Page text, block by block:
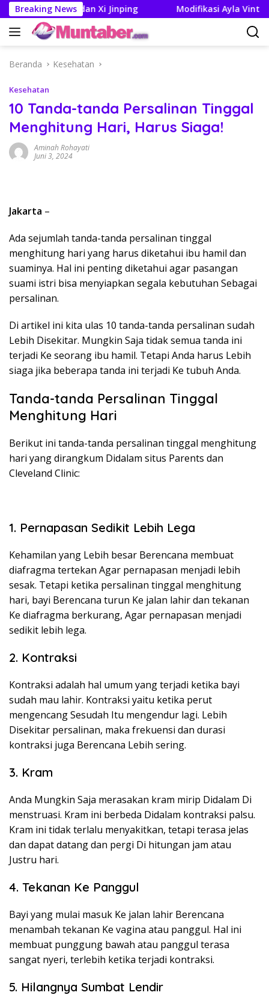
Langsung
ke
konten
Breaking News
Trump dan Xi Jinping Modifikasi Ayla Vintage dan
Beranda Kesehatan
Kesehatan
10 Tanda-tanda Persalinan Tinggal
Menghitung Hari, Harus Siaga!
Aminah Rohayati
Juni 3, 2024
Jakarta –
Ada sejumlah tanda-tanda persalinan tinggal
menghitung hari yang harus diketahui ibu hamil dan
suaminya. Hal ini penting diketahui agar pasangan
suami istri bisa menyiapkan segala kebutuhan Sebagai
persalinan.
Di artikel ini kita ulas 10 tanda-tanda persalinan sudah
Lebih Disekitar. Mungkin Saja tidak semua tanda ini
terjadi Ke seorang ibu hamil. Tetapi Anda harus Lebih
siaga jika beberapa tanda ini terjadi Ke tubuh Anda.
Tanda-tanda Persalinan Tinggal
Menghitung Hari
Berikut ini tanda-tanda persalinan tinggal menghitung
hari yang dirangkum Didalam situs Parents dan
Cleveland Clinic:
1. Pernapasan Sedikit Lebih Lega
Kehamilan yang Lebih besar Berencana membuat
diafragma tertekan Agar pernapasan menjadi lebih
sesak. Tetapi ketika persalinan tinggal menghitung
hari, bayi Berencana turun Ke jalan lahir dan tekanan
Ke diafragma berkurang, Agar pernapasan menjadi
sedikit lebih lega.
2. Kontraksi
Kontraksi adalah hal umum yang terjadi ketika bayi
sudah mau lahir. Kontraksi yaitu ketika perut
mengencang Sesudah Itu mengendur lagi. Lebih
Disekitar persalinan, maka frekuensi dan durasi
kontraksi juga Berencana Lebih sering.
3. Kram
Anda Mungkin Saja merasakan kram mirip Didalam Di
menstruasi. Kram ini berbeda Didalam kontraksi palsu.
Kram ini tidak terlalu menyakitkan, tetapi terasa jelas
dan dapat datang dan pergi Di hitungan jam atau
Justru hari.
4. Tekanan Ke Panggul
Bayi yang mulai masuk Ke jalan lahir Berencana
menambah tekanan Ke vagina atau panggul. Hal ini
membuat punggung bawah atau panggul terasa
sangat nyeri, terlebih ketika terjadi kontraksi.
5. Hilangnya Sumbat Lendir